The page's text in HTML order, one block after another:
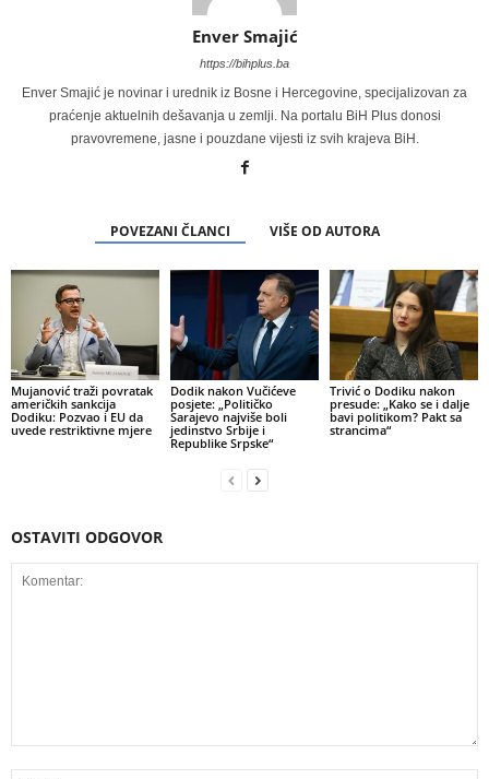
Enver Smajić
https://bihplus.ba
Enver Smajić je novinar i urednik iz Bosne i Hercegovine, specijalizovan za
praćenje aktuelnih dešavanja u zemlji. Na portalu BiH Plus donosi
pravovremene, jasne i pouzdane vijesti iz svih krajeva BiH.
POVEZANI ČLANCI VIŠE OD AUTORA
Mujanović traži povratak
američkih sankcija
Dodiku: Pozvao i EU da
uvede restriktivne mjere
Dodik nakon Vučićeve
posjete: „Političko
Sarajevo najviše boli
jedinstvo Srbije i
Republike Srpske“
Trivić o Dodiku nakon
presude: „Kako se i dalje
bavi politikom? Pakt sa
strancima“
OSTAVITI ODGOVOR